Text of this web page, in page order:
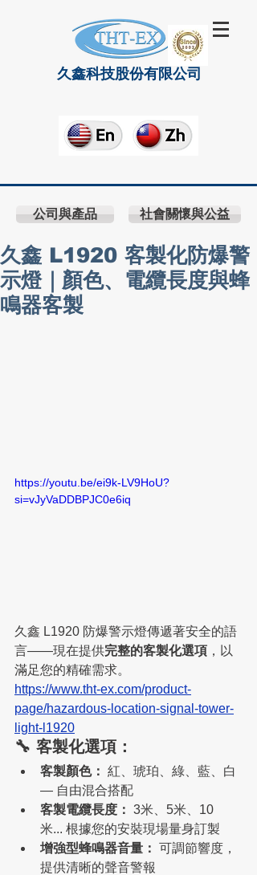
久鑫科技股份有限公司
公司與產品 社會關懷與公益
久鑫 L1920 客製化防爆警
示燈｜顏色、電纜長度與蜂
鳴器客製
https://youtu.be/ei9k-LV9HoU?
si=vJyVaDDBPJC0e6iq
久鑫 L1920 防爆警示燈傳遞著安全的語
言——現在提供完整的客製化選項 ，以
滿足您的精確需求。
https://www.tht-ex.com/product-
page/hazardous-location-signal-tower-
light-l1920
🔧 客製化選項：
客製顏色： 紅、琥珀、綠、藍、白
— 自由混合搭配
客製電纜長度： 3米、5米、10
米... 根據您的安裝現場量身訂製
增強型蜂鳴器音量： 可調節響度，
提供清晰的聲音警報